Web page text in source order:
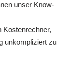
unser Know-
Kostenrechner,
unkompliziert zu